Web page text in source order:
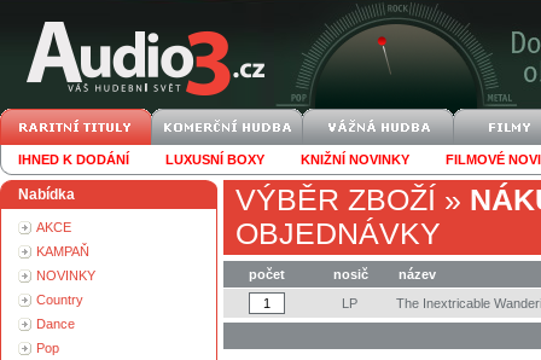
IHNED K DODÁNÍ LUXUSNÍ BOXY KNIŽNÍ NOVINKY FILMOVÉ
Nabídka
AKCE
KAMPAŇ
NOVINKY
Country
Dance
Pop
VÝBĚR ZBOŽÍ »
OBJEDNÁVKY
počet nosič
název
LP
The Inextricable